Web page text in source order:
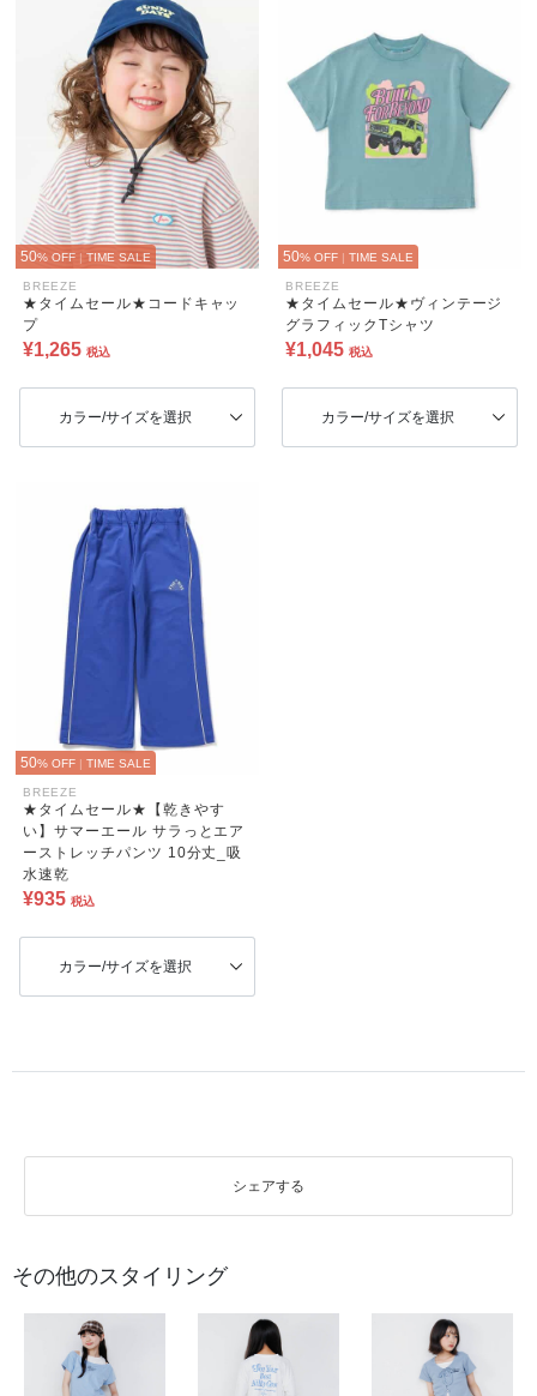
50% OFF | TIME SALE
BREEZE
★タイムセール★コードキャッ
プ
¥1,265 税込
カラー/サイズを選択
50% OFF | TIME SALE
BREEZE
★タイムセール★ヴィンテージ
グラフィックTシャツ
¥1,045 税込
カラー/サイズを選択
50% OFF | TIME SALE
BREEZE
★タイムセール★【乾きやす
い】サマーエール サラっとエア
ーストレッチパンツ 10分丈_吸
水速乾
¥935 税込
カラー/サイズを選択
シェアする
その他のスタイリング